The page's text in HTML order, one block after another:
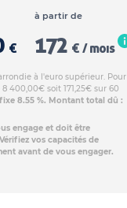
€
à partir de
172 € / mois
à l'euro supérieur. Pour
400,00€ soit 171,25€ sur 60
8.55 %. Montant total dû :
engage et doit être
vos capacités de
avant de vous engager.